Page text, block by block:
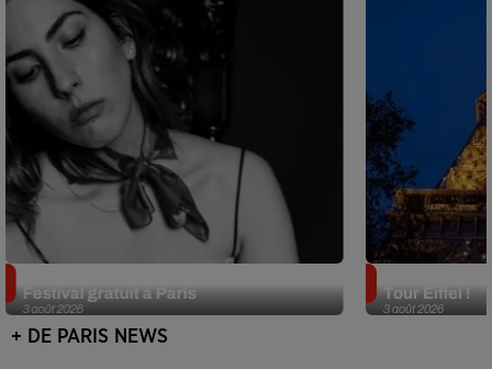
3 août 2026
Festival gratuit à Paris
3 août 2026
Tour Eiffel !
+ DE PARIS NEWS